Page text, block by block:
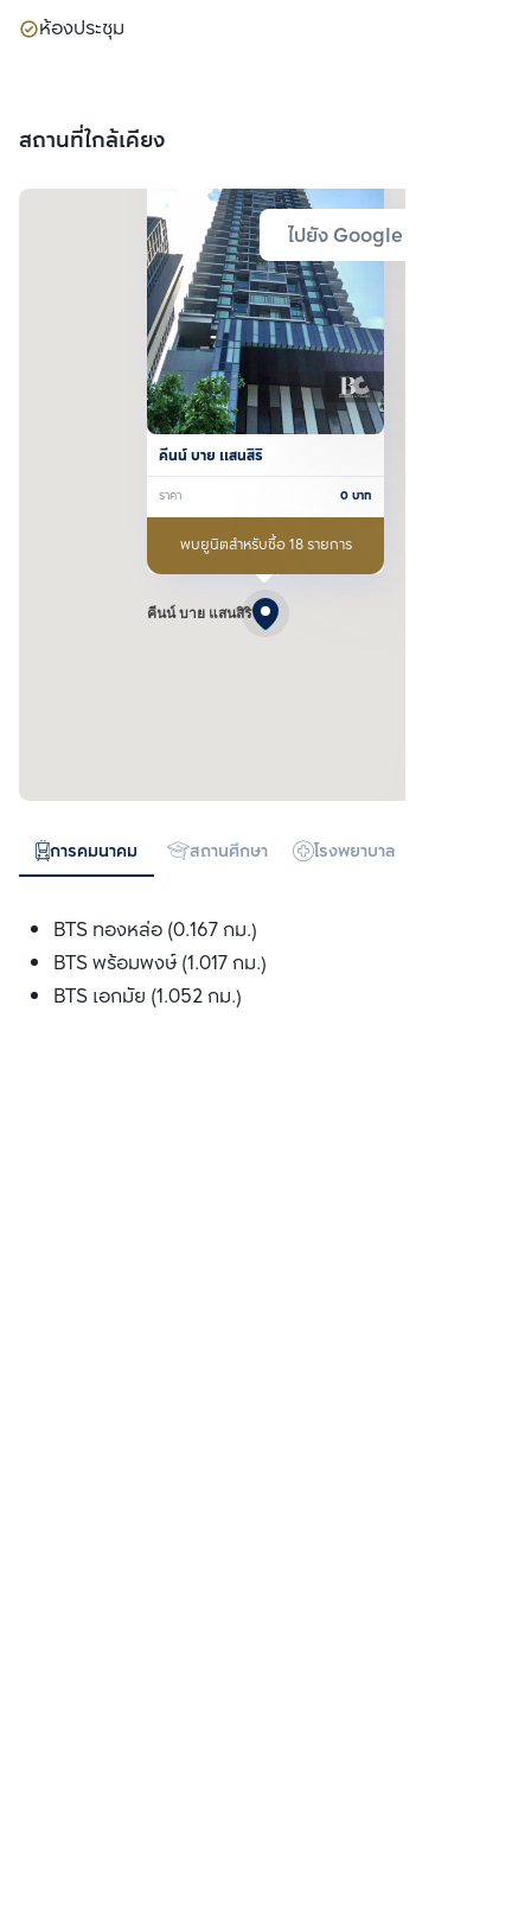
ห้องประชุม
สถานที่ใกล้เคียง
ไปยัง Google Map
คีนน์ บาย แสนสิริ
คีนน์ บาย แสนสิริ
ราคา 0บาท
พบยูนิตสำหรับซื้อ 18 รายการ
การคมนาคม สถานศึกษา โรงพยาบาล
BTS ทองหล่อ (0.167 กม.)
BTS พร้อมพงษ์ (1.017 กม.)
BTS เอกมัย (1.052 กม.)